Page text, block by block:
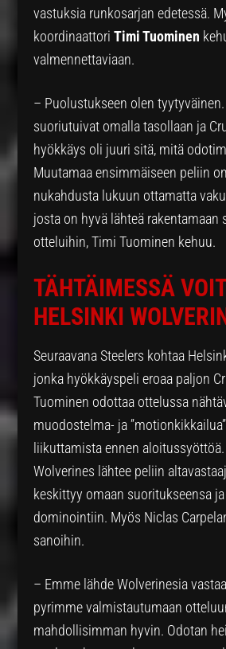
vastuksia runkosarjan edetessä.
koordinaattoriTimi Tuominen
valmennettaviaan.
– Puolustukseen olen
suoriutuivat omalla tasollaan ja
hyökkäys oli juuri sitä, mitä
Muutamaa ensimmäiseen peliin
nukahdusta lukuun ottamatta
josta on hyvä lähteä rakentamaan
otteluihin, Timi Tuominen kehuu.
TÄHTÄIMESSÄ
HELSINKI
Seuraavana Steelers kohtaa
jonka hyökkäyspeli eroaa paljon
Tuominen odottaa ottelussa
muodostelma- ja
liikuttamista ennen
Wolverines lähtee peliin
keskittyy omaan suoritukseensa
dominointiin. Myös Niclas
sanoihin.
– Emme lähde Wolverinesia
pyrimme valmistautumaan
mahdollisimman hyvin. Odotan